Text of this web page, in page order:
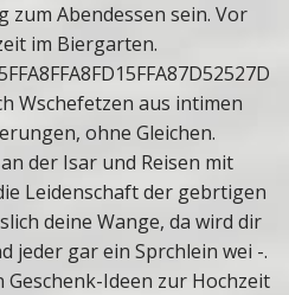
zum Abendessen sein. Vor
im Biergarten.
Wschefetzen aus intimen
ohne Gleichen.
der Isar und Reisen mit
Leidenschaft der gebrtigen
deine Wange, da wird dir
jeder gar ein Sprchlein wei -.
Ideen zur Hochzeit